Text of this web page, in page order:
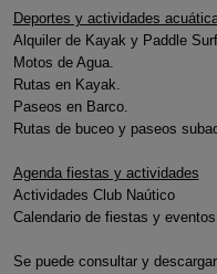
Deportes y actividades
Alquiler de Kayak y Paddle
Motos de Agua.
Rutas en Kayak.
Paseos en Barco.
Rutas de buceo y paseos
Agenda fiestas y actividades
Actividades Club Naútico
Calendario de fiestas y
Se puede consultar y